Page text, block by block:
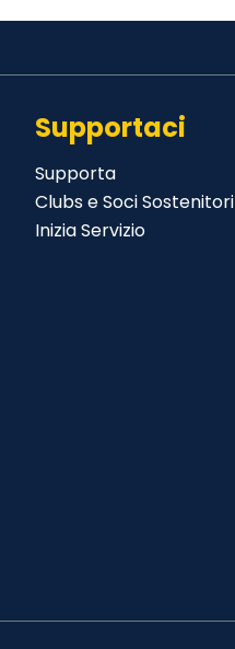
Supporta
Clubs e Soci Sostenitori
Inizia Servizio
Supportaci